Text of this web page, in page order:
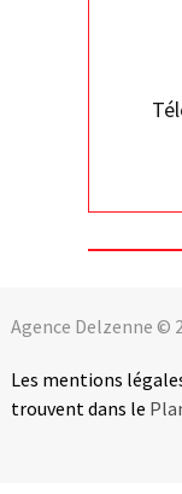
Agence Delzenne ©
Les mentions
trouvent dans le